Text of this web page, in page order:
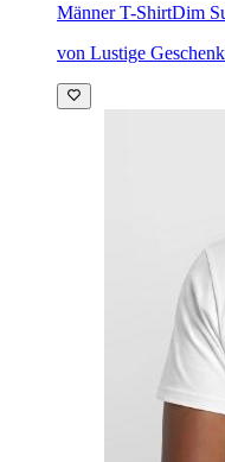
Männer T-ShirtDim
von Lustige